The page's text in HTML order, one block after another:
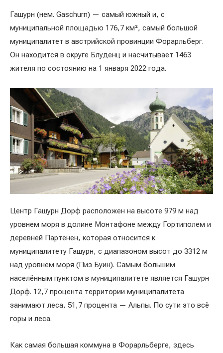
Гашурн (нем. Gaschurn) — самый южный и, с
муниципальной площадью 176,7 км², самый большой
муниципалитет в австрийской провинции Форарльберг.
Он находится в округе Блуденц и насчитывает 1463
жителя по состоянию на 1 января 2022 года.
Центр Гашурн Дорф расположен на высоте 979 м над
уровнем моря в долине Монтафоне между Гортиполем и
деревней Партенен, которая относится к
муниципалитету Гашурн, с диапазоном высот до 3312 м
над уровнем моря (Пиз Буин). Самым большим
населённым пунктом в муниципалитете является Гашурн
Дорф. 12,7 процента территории муниципалитета
занимают леса, 51,7 процента — Альпы. По сути это всё
горы и леса.
Как самая большая коммуна в Форарльберге, здесь